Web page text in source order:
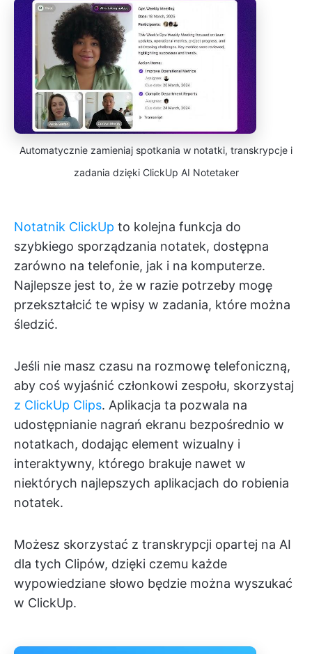
Automatycznie zamieniaj spotkania w notatki, transkrypcje i
zadania dzięki ClickUp AI Notetaker
Notatnik ClickUp to kolejna funkcja do
szybkiego sporządzania notatek, dostępna
zarówno na telefonie, jak i na komputerze.
Najlepsze jest to, że w razie potrzeby mogę
przekształcić te wpisy w zadania, które można
śledzić.
Jeśli nie masz czasu na rozmowę telefoniczną,
aby coś wyjaśnić członkowi zespołu, skorzystaj
z ClickUp Clips. Aplikacja ta pozwala na
udostępnianie nagrań ekranu bezpośrednio w
notatkach, dodając element wizualny i
interaktywny, którego brakuje nawet w
niektórych najlepszych aplikacjach do robienia
notatek.
Możesz skorzystać z transkrypcji opartej na AI
dla tych Clipów, dzięki czemu każde
wypowiedziane słowo będzie można wyszukać
w ClickUp.